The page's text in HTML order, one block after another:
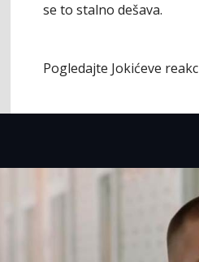
se to stalno dešava.
Pogledajte Jokićeve